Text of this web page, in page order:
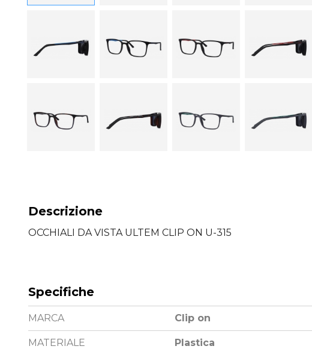
Descrizione
OCCHIALI DA VISTA ULTEM CLIP ON U-315
Specifiche
MARCA Clip on
MATERIALE Plastica